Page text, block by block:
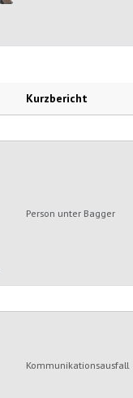
Kurzbericht
Person unter Bagger
Kommunikationsausfall